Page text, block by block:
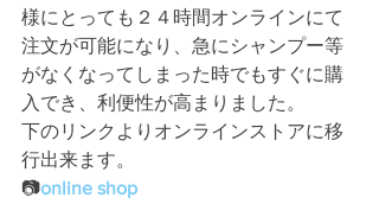
様にとっても２４時間オンラインにて
注文が可能になり、急にシャンプー等
がなくなってしまった時でもすぐに購
入でき、利便性が高まりました。
下のリンクよりオンラインストアに移
行出来ます。
📷online shop